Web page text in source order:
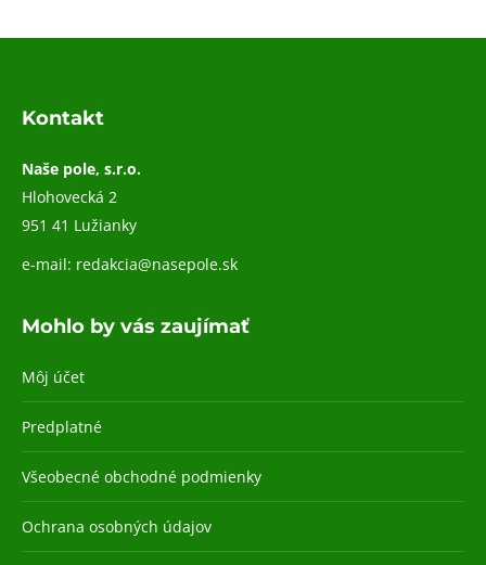
Kontakt
Naše pole, s.r.o.
Hlohovecká 2
951 41 Lužianky
e-mail: redakcia@nasepole.sk
Mohlo by vás zaujímať
Môj účet
Predplatné
Všeobecné obchodné podmienky
Ochrana osobných údajov